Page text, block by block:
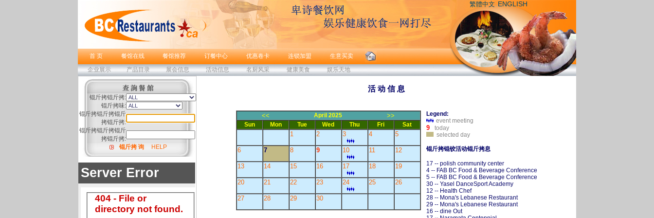
繁體中文 ENGLISH
首 页 餐馆在线 餐馆推荐 订餐中心 优惠卷卡 连锁加盟
生意买卖
企业展示
产品目录 展会信息 活动信息 名厨风采 健康美食 娱乐天地
锟斤拷锟斤拷:
锟斤拷味:
锟斤拷锟斤拷锟斤
拷锟斤拷:
锟斤拷锟斤拷锟斤
拷锟斤拷:
锟斤拷 询
HELP
活 动 信 息
<< April 2025 >>
Sun Mon Tue Wed Thu Fri Sat
1 2 3 4 5
6 7 8 9 10 11 12
13 14 15 16 17 18 19
20 21 22 23 24 25 26
27 28 29 30
Legend:
event meeting
9
today
selected day
锟斤拷锟铰活动锟斤拷息
17 -- polish community center
4 -- FAB BC Food & Beverage Conference
5 -- FAB BC Food & Beverage Conference
30 -- Yasel DanceSport Academy
12 -- Health Chef
28 -- Mona's Lebanese Restaurant
29 -- Mona's Lebanese Restaurant
16 -- dine Out